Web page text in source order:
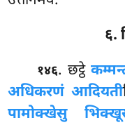
६.
१४६. छट्ठे
अधिकरणं आदियती
पामोक्खेसु